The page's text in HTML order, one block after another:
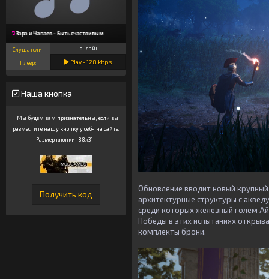
Зара и Чапаев - Быть счастливым
Слушатели: онлайн
Плеер: Play -128 kbps
Наша кнопка
Мы будем вам признательны, если вы
разместите нашу кнопку у себя на сайте.
Размер кнопки: 88x31
Обновление вводит новый
архитектурные структуры с
среди которых железный голем
Победы в этих испытаниях
комплекты брони.